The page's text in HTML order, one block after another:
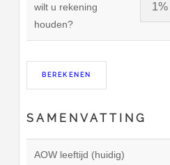
wilt u rekening
houden?
SAMENVATTING
AOW leeftijd (huidig)